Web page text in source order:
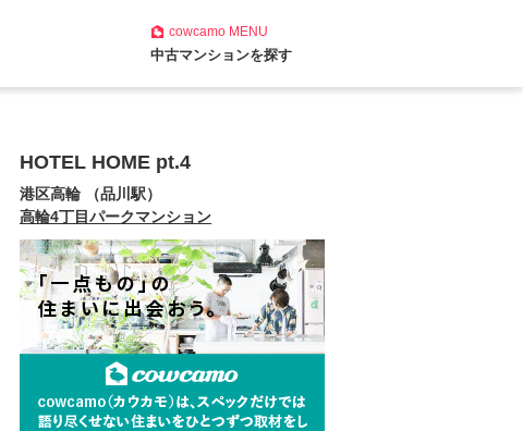
cowcamoMENU
中古マンションを探す
HOTEL HOME pt.4
港区高輪 （品川駅）
高輪4丁目パークマンション